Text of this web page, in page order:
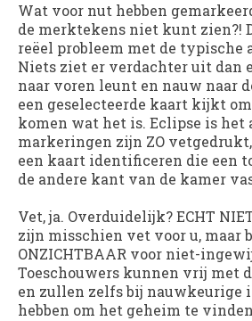
Wat voor nut hebben
de merktekens niet kunt zien?!
reëel probleem met de typische
Niets ziet er verdachter uit dan
naar voren leunt en nauw naar
een geselecteerde kaart kijkt
komen wat het is. Eclipse is het
markeringen zijn ZO
een kaart identificeren die een
de andere kant van de kamer
Vet, ja. Overduidelijk? ECHT
zijn misschien vet voor u, maar
ONZICHTBAAR voor niet-
Toeschouwers kunnen vrij met
en zullen zelfs bij nauwkeurige
hebben om het geheim te